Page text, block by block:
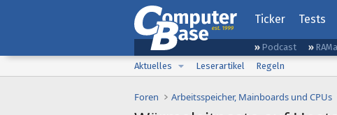
Ticker Tests
Podcast
Aktuelles
Leserartikel Regeln
Foren Arbeitsspeicher, Mainboards und CPUs